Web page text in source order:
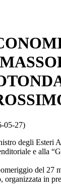
05-27)
degli Esteri
e alla
del 27
organizzata in